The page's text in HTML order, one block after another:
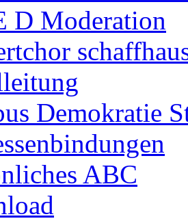
D Moderation
Demokratie
ABC